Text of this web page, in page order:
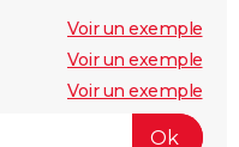
Voir un exemple
Voir un exemple
Voir un exemple